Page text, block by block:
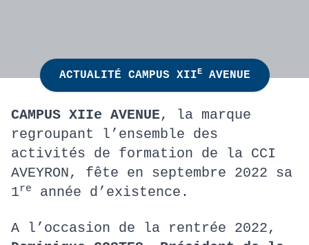
ACTUALITÉ CAMPUS XIIEAVENUE
CAMPUS XIIe AVENUE, la marque
regroupant l’ensemble des
activités de formation de la CCI
AVEYRON, fête en septembre 2022 sa
1re année d’existence.
A l’occasion de la rentrée 2022,